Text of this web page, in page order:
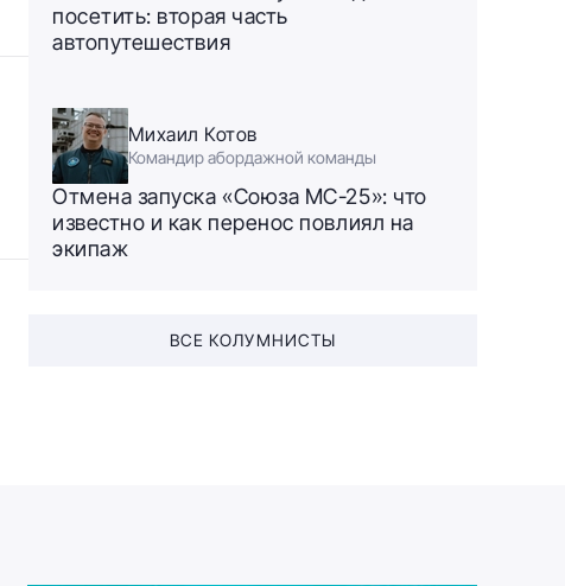
посетить: вторая часть
автопутешествия
Михаил Котов
Командир абордажной команды
Отмена запуска «Союза МС-25»: что
известно и как перенос повлиял на
экипаж
ВСЕ КОЛУМНИСТЫ